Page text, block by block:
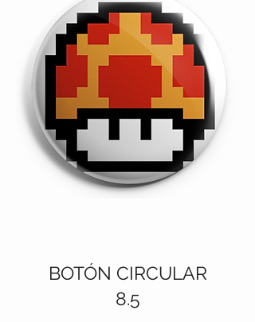
BOTÓN CIRCULAR
8.5